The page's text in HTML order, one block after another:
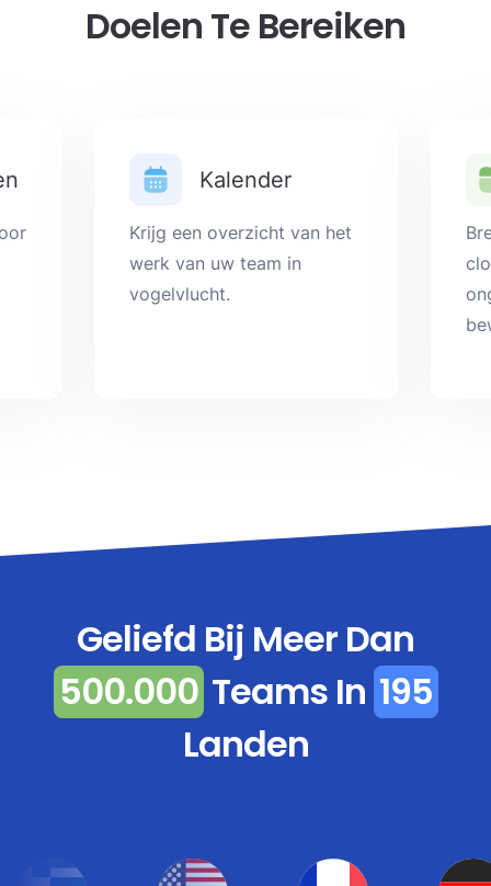
Doelen Te Bereiken
Kalender
Krijg een overzicht van het
werk van uw team in
vogelvlucht.
Geliefd Bij Meer Dan
500.000 Teams In 195
Landen